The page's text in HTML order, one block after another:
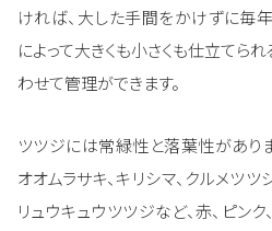
ければ、大した手間をかけずに毎
によって大きくも小さくも仕立てら
わせて管理ができます。
ツツジには常緑性と落葉性があり
オオムラサキ、キリシマ、クルメツツ
リュウキュウツツジなど、赤、ピン